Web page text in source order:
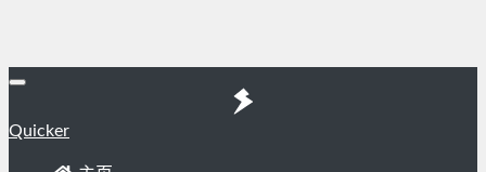
Quicker